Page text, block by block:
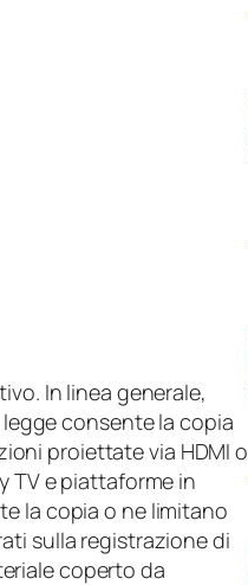
In linea generale,
consente la copia
proiettate via HDMI o
TV e piattaforme in
la copia o ne limitano
sulla registrazione di
coperto da